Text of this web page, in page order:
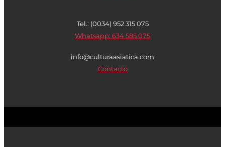
Tel.: (0034) 952 315 075
Whatsapp: 634 585 075
info@culturaasiatica.com
Contacto